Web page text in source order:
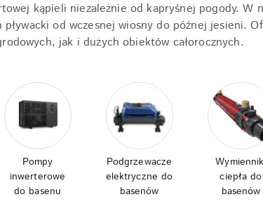
kąpieli niezależnie od kapryśnej pogody. W
pływacki od wczesnej wiosny do późnej jesieni.
jak i dużych obiektów całorocznych.
Pompy
inwerterowe
do basenu
Podgrzewacze
elektryczne do
basenów
ciepła do
basenów